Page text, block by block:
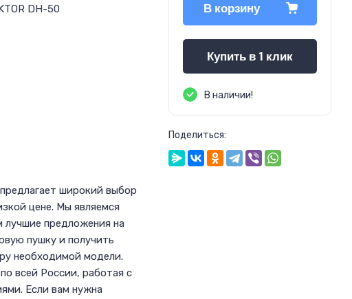
DH-50
широкий выбор
цене. Мы являемся
лучшие предложения на
пушку и получить
необходимой модели.
всей России, работая с
Если вам нужна
В корзину
Купить в 1 клик
В наличии!
Поделиться: